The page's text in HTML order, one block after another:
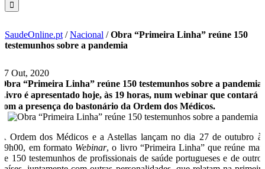
SaudeOnline.pt /Nacional /Obra “Primeira Linha” reúne 150
testemunhos sobre a pandemia
27 Out, 2020
Obra “Primeira Linha” reúne 150 testemunhos sobre a pandemia
Livro é apresentado hoje, às 19 horas, num webinar que contará
com a presença do bastonário da Ordem dos Médicos.
A Ordem dos Médicos e a Astellas lançam no dia 27 de outubro às
19h00, em formato Webinar, o livro “Primeira Linha” que reúne mais
de 150 testemunhos de profissionais de saúde portugueses e de outros